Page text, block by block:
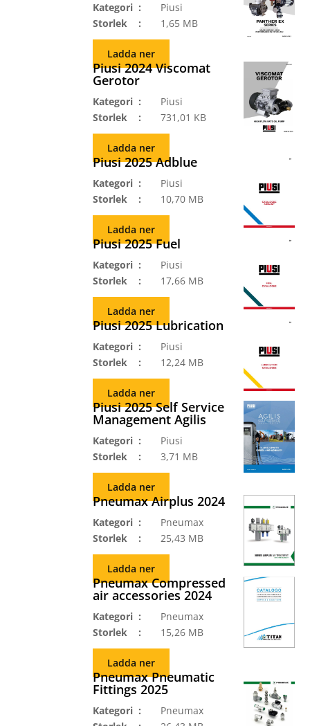
Kategori
Piusi
Storlek
1,65 MB
Ladda ner
Piusi 2024 Viscomat
Gerotor
Kategori
Piusi
Storlek
731,01 KB
Ladda ner
Piusi 2025 Adblue
Kategori
Piusi
Storlek
10,70 MB
Ladda ner
Piusi 2025 Fuel
Kategori
Piusi
Storlek
17,66 MB
Ladda ner
Piusi 2025 Lubrication
Kategori
Piusi
Storlek
12,24 MB
Ladda ner
Piusi 2025 Self Service
Management Agilis
Kategori
Piusi
Storlek
3,71 MB
Ladda ner
Pneumax Airplus 2024
Kategori
Pneumax
Storlek
25,43 MB
Ladda ner
Pneumax Compressed
air accessories 2024
Kategori
Pneumax
Storlek
15,26 MB
Ladda ner
Pneumax Pneumatic
Fittings 2025
Kategori
Pneumax